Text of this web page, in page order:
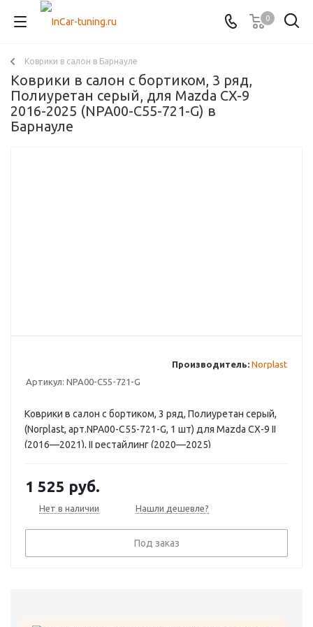
0
Коврики в салон в Барнауле
Коврики в салон с бортиком, 3 ряд,
Полиуретан серый, для Mazda CX-9
2016-2025 (NPA00-C55-721-G) в
Барнауле
Артикул: NPA00-C55-721-G
Производитель: Norplast
Коврики в салон с бортиком, 3 ряд, Полиуретан серый,
(Norplast, арт.NPA00-C55-721-G, 1 шт) для Mazda CX-9 II
(2016—2021), II рестайлинг (2020—2025)
1 525 руб.
Нет в наличии Нашли дешевле?
Под заказ